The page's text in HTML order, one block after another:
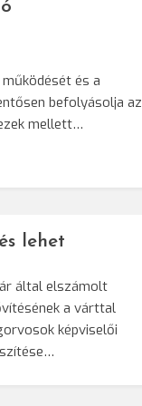
és a
befolyásolja az
mellett…
lehet
által elszámolt
a várttal
képviselői